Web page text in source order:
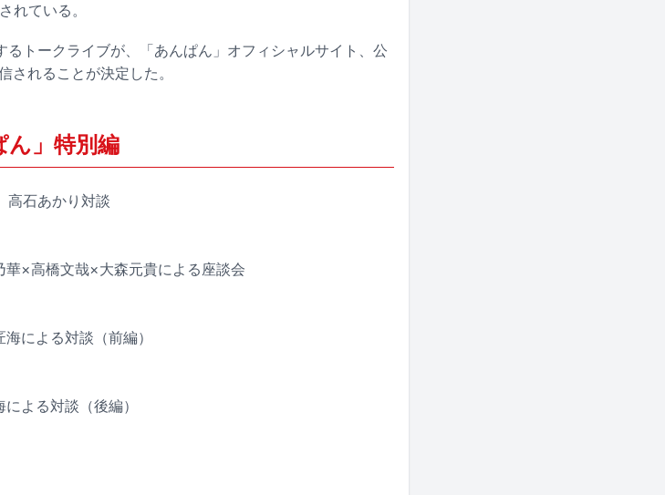
れている。
トークライブが、「あんぱん」オフィシャルサイト、公
れることが決定した。
ん」特別編
高石あかり対談
×高橋文哉×大森元貴による座談会
による対談（前編）
よる対談（後編）